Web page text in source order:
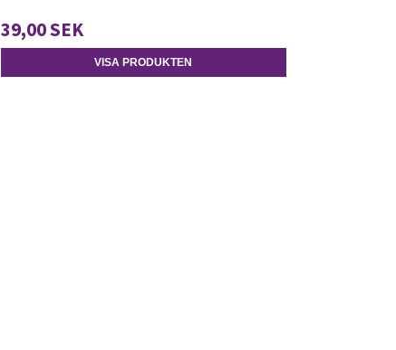
39,00 SEK
VISA PRODUKTEN